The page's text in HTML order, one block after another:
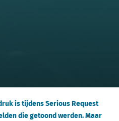
is tijdens Serious Request
die getoond werden. Maar